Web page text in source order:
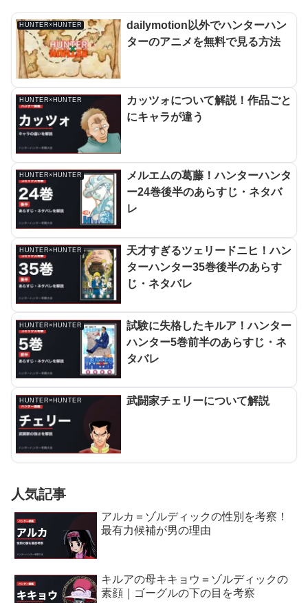
HUNTER×HUNTER
dailymotion以外でハンターハン
ターのアニメを無料で見る方法
HUNTER×HUNTER
カッツォについて解説！作品ごと
にキャラが違う
HUNTER×HUNTER
メルエムの葛藤！ハンターハンタ
ー24巻後半のあらすじ・ネタバ
レ
HUNTER×HUNTER
天才すぎるツェリードニヒ！ハン
ターハンター35巻後半のあらす
じ・ネタバレ
HUNTER×HUNTER
試験に失格したキルア！ハンター
ハンター5巻前半のあらすじ・ネ
タバレ
HUNTER×HUNTER 武闘家チェリーについて解説
人気記事
アルカ＝ゾルディックの性別を考察！
最有力候補が男の理由
キルアの母キキョウ＝ゾルディックの
素顔｜ゴーグルの下の目を考察